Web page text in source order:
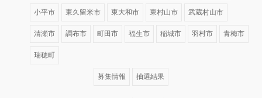
小平市 東久留米市 東大和市 東村山市 武蔵村山市
清瀬市 調布市 町田市 福生市 稲城市 羽村市 青梅市
瑞穂町
募集情報 抽選結果